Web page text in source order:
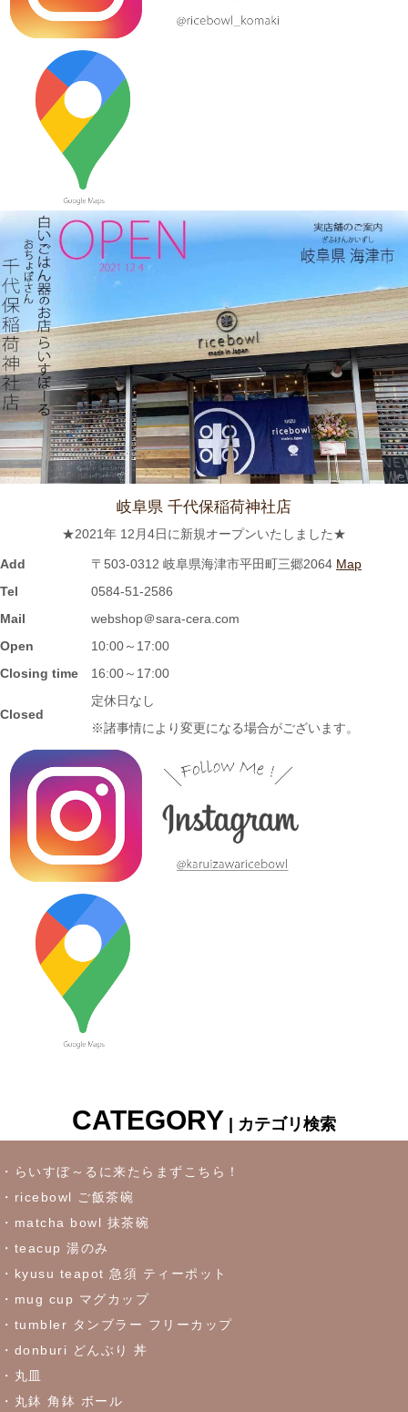
2023/10/12
≪新着商品≫ 波佐見焼のアイテム新入荷しました♪ころころぱす
てるボーダーカップなど
2023/9/21
≪おすすめ≫ もうすぐ新米の季節
碗、入荷してます♪
2023/9/7
≪おすすめ≫ 食卓華やぐ✿信楽焼 蓮の葉プレート
2023/8/24
≪おすすめ≫ 満腹ッ☆松助窯 変型どんぶり
2023/8/10
≪おすすめ≫ 冷たい麺がすすりたいっ 松助 蕎麦猪口
≪おすすめ≫ホカホカご飯をもっとおいしく♪土と炎の香り 信楽
焼のご飯茶碗
2023/7/28
≪再入荷≫窯出し入荷しました♪松助窯 ストレートミニマグカッ
プ ピンクウェーブ釉
≪おすすめ≫暑さに負けない
窯 がっつり小丼
2023/7/13
≪新着商品≫ しのぎのアイテム入荷しました♪オーバルサラダト
レー
2023/7/6
≪新着商品≫ 波佐見焼♪かわいい小鉢入荷しました✿
2023/6/22
2023/6/16
≪おすすめ≫冷たいドリンクいかがです？松助窯ロックグラス
2023/6/7
これからの季節にぴったりなトルコブルーのお皿が限定入荷しま
した♪お早めにどうぞ！
2023/5/30
≪おすすめ≫食卓を彩るかわいい器
岐阜県 千代保稲荷神社店
★2021年 12月4日に新規オープンいたしました★
Add 〒503-0312 岐阜県海津市平田町三郷2064 Map
Tel
0584-51-2586
Mail
webshop＠sara-cera.com
Open
10:00～17:00
Closing time
16:00～17:00
Closed
定休日なし
※諸事情により変更になる場合がございます。
CATEGORY | カテゴリ検索
・らいすぼ～るに来たらまずこちら！
・ricebowl ご飯茶碗
・matcha bowl 抹茶碗
・teacup 湯のみ
・kyusu teapot 急須 ティーポット
・mug cup マグカップ
・tumbler タンブラー フリーカップ
・donburi どんぶり 丼
・丸皿
・丸鉢 角鉢 ボール